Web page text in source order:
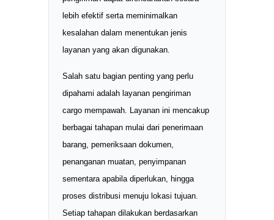
lebih efektif serta meminimalkan
kesalahan dalam menentukan jenis
layanan yang akan digunakan.
Salah satu bagian penting yang perlu
dipahami adalah layanan pengiriman
cargo mempawah. Layanan ini mencakup
berbagai tahapan mulai dari penerimaan
barang, pemeriksaan dokumen,
penanganan muatan, penyimpanan
sementara apabila diperlukan, hingga
proses distribusi menuju lokasi tujuan.
Setiap tahapan dilakukan berdasarkan